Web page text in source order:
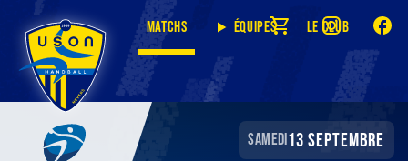
Matchs Équipes Le club
samedi 13 septembre